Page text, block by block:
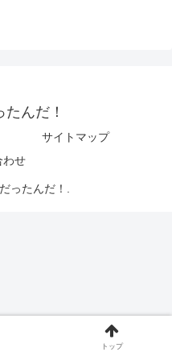
んだ！
サイトマップ
わせ
ったんだ！.
トップ